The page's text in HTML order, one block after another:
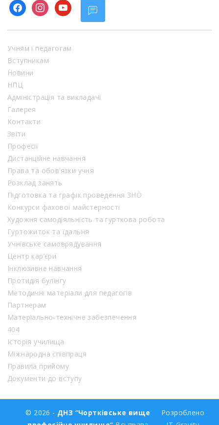
facebookinstagram
youtube
Учням і педагогам
Вступникам
Новини
НПЦ
Адміністрація та викладачі
Галерея
Контакти
Звіти
Професії
Дистанційне навчання
Права та обов’язки учня
Розклад занять
Підготовка та графік проведення ЗНО
Конкурси фахової майстерності
Художня самодіяльність та гурткова робота
Гуртожиток та їдальня
Учнівське самоврядування
Центр кар’єри
Інклюзивне навчання
Протидія булінгу
Методичні матеріали для педагогів
Партнерам
Матеріально-технічне забезпечення
404
Історія училища
Міжнародна співпраця
Правила прийому
Документи до вступу
© 2026 - ДНЗ “Чортківське вище
Розроблено